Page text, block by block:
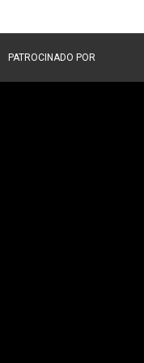
PATROCINADO POR